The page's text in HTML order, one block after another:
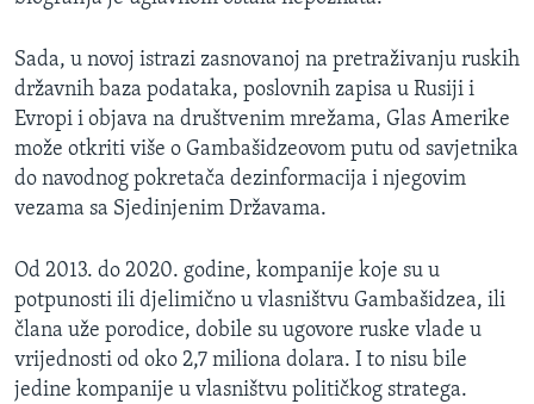
Sada, u novoj istrazi zasnovanoj na pretraživanju ruskih
državnih baza podataka, poslovnih zapisa u Rusiji i
Evropi i objava na društvenim mrežama, Glas Amerike
može otkriti više o Gambašidzeovom putu od savjetnika
do navodnog pokretača dezinformacija i njegovim
vezama sa Sjedinjenim Državama.
Od 2013. do 2020. godine, kompanije koje su u
potpunosti ili djelimično u vlasništvu Gambašidzea, ili
člana uže porodice, dobile su ugovore ruske vlade u
vrijednosti od oko 2,7 miliona dolara. I to nisu bile
jedine kompanije u vlasništvu političkog stratega.